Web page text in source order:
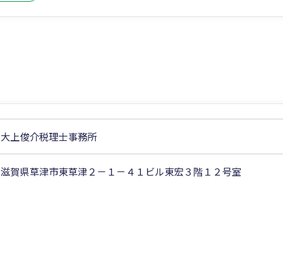
大上俊介税理士事務所
滋賀県草津市東草津２－１－４１ビル東宏３階１２号室